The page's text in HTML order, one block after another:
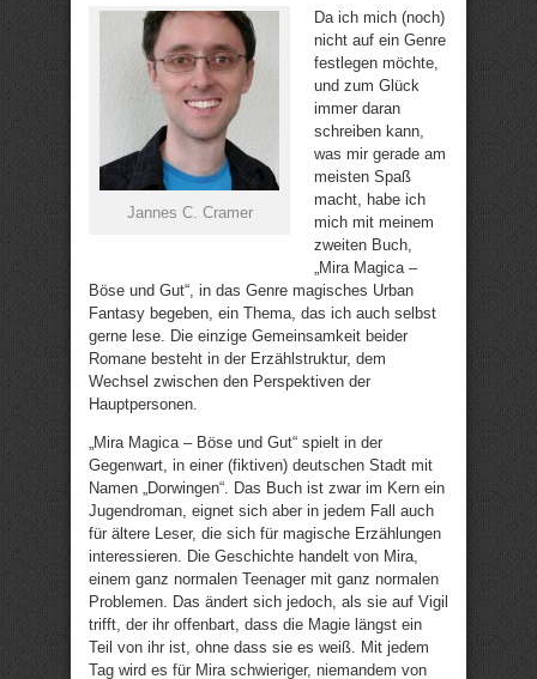
Jannes C. Cramer
Da ich mich (noch)
nicht auf ein Genre
festlegen möchte,
und zum Glück
immer daran
schreiben kann,
was mir gerade am
meisten Spaß
macht, habe ich
mich mit meinem
zweiten Buch,
„Mira Magica –
Böse und Gut“, in das Genre magisches Urban
Fantasy begeben, ein Thema, das ich auch selbst
gerne lese. Die einzige Gemeinsamkeit beider
Romane besteht in der Erzählstruktur, dem
Wechsel zwischen den Perspektiven der
Hauptpersonen.
„Mira Magica – Böse und Gut“ spielt in der
Gegenwart, in einer (fiktiven) deutschen Stadt mit
Namen „Dorwingen“. Das Buch ist zwar im Kern ein
Jugendroman, eignet sich aber in jedem Fall auch
für ältere Leser, die sich für magische Erzählungen
interessieren. Die Geschichte handelt von Mira,
einem ganz normalen Teenager mit ganz normalen
Problemen. Das ändert sich jedoch, als sie auf Vigil
trifft, der ihr offenbart, dass die Magie längst ein
Teil von ihr ist, ohne dass sie es weiß. Mit jedem
Tag wird es für Mira schwieriger, niemandem von